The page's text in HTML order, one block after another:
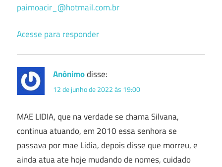
paimoacir_@hotmail.com.br
Acesse para responder
Anônimodisse:
12 de junho de 2022 às 19:00
MAE LIDIA, que na verdade se chama Silvana,
continua atuando, em 2010 essa senhora se
passava por mae Lidia, depois disse que morreu, e
ainda atua ate hoje mudando de nomes, cuidado